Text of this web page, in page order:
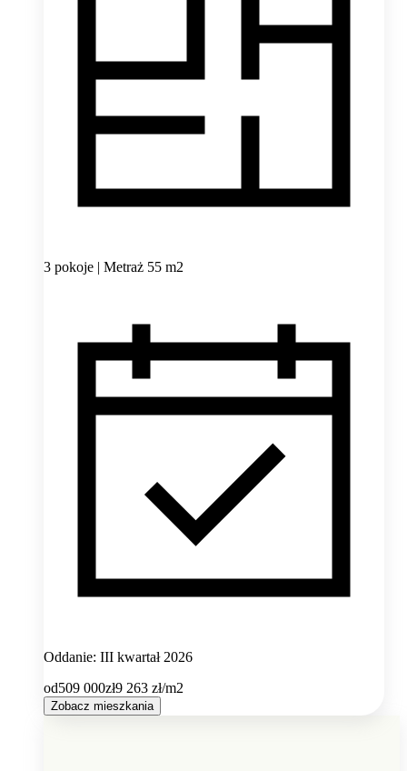
3 pokoje | Metraż 55 m2
Oddanie: III kwartał 2026
od509 000zł9 263 zł/m2
Zobacz mieszkania